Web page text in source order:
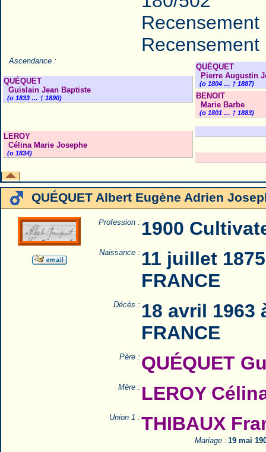
QUÉQUET
Guislain Jean Baptiste
(o 1833 … † 1890)
QUÉQUET
Pierre Augustin
(o 1804 … † 1887)
BENOIT
Marie Barbe
(o 1801 … † 1883)
LEROY
Célina Marie Josephe
(o 1834)
Ascendance :
QUÉQUET Albert Eugène Adrien
Profession : 1900
Naissance : 11 juillet
FRANCE
Décès : 18 avril 1963
FRANCE
Père : QUÉQUET
Mère : LEROY
Union 1 : THIBAUX
Mariage : 19 mai